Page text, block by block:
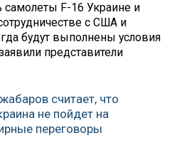
F-16 Украине и
с США и
будут выполнены условия
представители
считает, что
не пойдет на
переговоры